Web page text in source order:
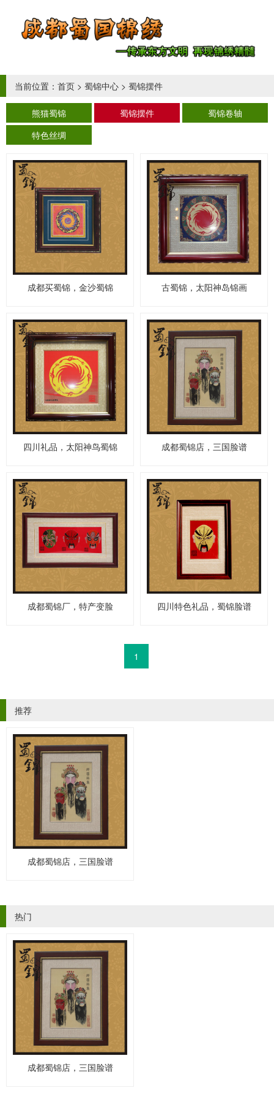
当前位置： 首页 > 蜀锦中心 > 蜀锦摆件
熊猫蜀锦 蜀锦摆件
蜀锦卷轴
特色丝绸
成都买蜀锦，金沙蜀锦 古蜀锦，太阳神岛锦画
四川礼品，太阳神鸟蜀锦 成都蜀锦店，三国脸谱
成都蜀锦厂，特产变脸 四川特色礼品，蜀锦脸谱
1
推荐
成都蜀锦店，三国脸谱
热门
成都蜀锦店，三国脸谱